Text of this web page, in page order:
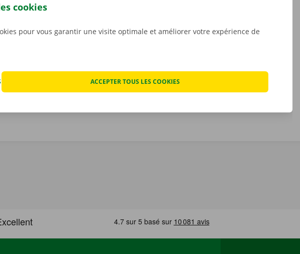
ou à vélo ? Pas de souci : nous avons prévu des places pour
de déménagement.
cookies
pour vous garantir une visite optimale et améliorer votre expérience de
ACCEPTER TOUS LES COOKIES